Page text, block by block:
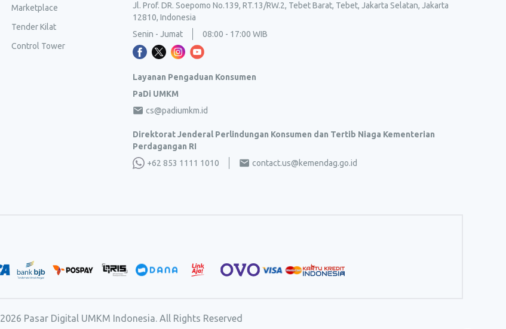
Marketplace
Tender Kilat
Control Tower
Jl. Prof. DR. Soepomo No.139, RT.13/RW.2, Tebet Barat, Tebet, Jakarta Selatan, Jakarta
12810, Indonesia
Senin - Jumat
08:00 - 17:00 WIB
Layanan Pengaduan Konsumen
PaDi UMKM
cs@padiumkm.id
Direktorat Jenderal Perlindungan Konsumen dan Tertib Niaga Kementerian
Perdagangan RI
+62 853 1111 1010
contact.us@kemendag.go.id
2026 Pasar Digital UMKM Indonesia. All Rights Reserved